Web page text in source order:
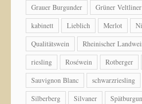
Grauer Burgunder
Grüner Veltliner
kabinett
Lieblich Merlot
Qualitätswein
Rheinischer
riesling
Roséwein Rotberger
Sauvignon Blanc
schwarzriesling
Silberberg
Silvaner